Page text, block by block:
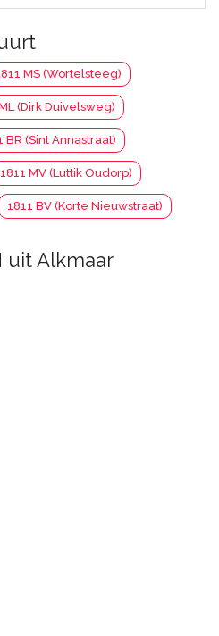
MS (Wortelsteeg)
(Dirk Duivelsweg)
BR (Sint Annastraat)
1811 MV (Luttik Oudorp)
1811 BV (Korte Nieuwstraat)
uit Alkmaar